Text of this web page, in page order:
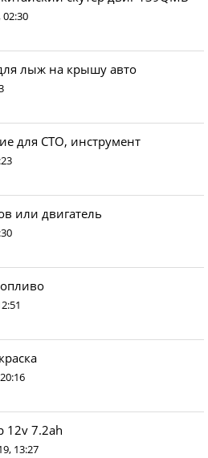
лыж на крышу авто
для СТО, инструмент
или двигатель
12v 7.2ah
13:27